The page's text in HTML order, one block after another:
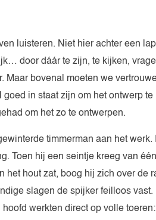
luisteren. Niet hier achter een
door dáár te zijn, te kijken,
Maar bovenal moeten we
in staat zijn om het ontwerp te
om het zo te ontwerpen.
timmerman aan het werk.
Toen hij een seintje kreeg van
het hout zat, boog hij zich over de
slagen de spijker feilloos vast.
werkten direct op volle